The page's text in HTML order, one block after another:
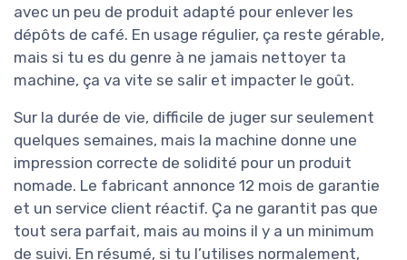
avec un peu de produit adapté pour enlever les
dépôts de café. En usage régulier, ça reste gérable,
mais si tu es du genre à ne jamais nettoyer ta
machine, ça va vite se salir et impacter le goût.
Sur la durée de vie, difficile de juger sur seulement
quelques semaines, mais la machine donne une
impression correcte de solidité pour un produit
nomade. Le fabricant annonce 12 mois de garantie
et un service client réactif. Ça ne garantit pas que
tout sera parfait, mais au moins il y a un minimum
de suivi. En résumé, si tu l’utilises normalement,